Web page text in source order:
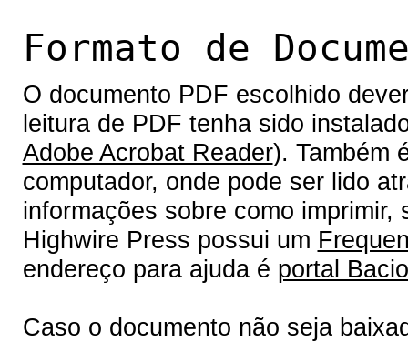
Formato de
O documento PDF escolhido
leitura de PDF tenha sido
Adobe Acrobat Reader). Também
computador, onde pode ser lido
informações sobre como
Highwire Press possui um
endereço para ajuda é portal
Caso o documento não seja